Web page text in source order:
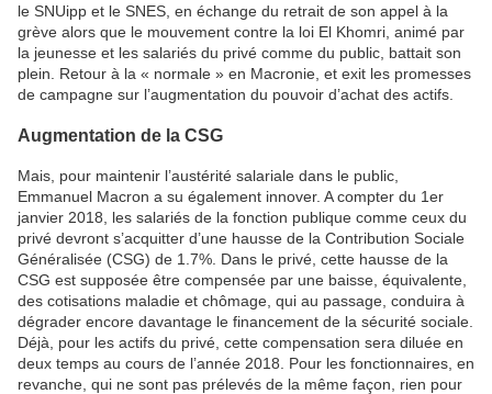
le SNUipp et le SNES, en échange du retrait de son appel à la
grève alors que le mouvement contre la loi El Khomri, animé par
la jeunesse et les salariés du privé comme du public, battait son
plein. Retour à la « normale » en Macronie, et exit les promesses
de campagne sur l’augmentation du pouvoir d’achat des actifs.
Augmentation de la CSG
Mais, pour maintenir l’austérité salariale dans le public,
Emmanuel Macron a su également innover. A compter du 1er
janvier 2018, les salariés de la fonction publique comme ceux du
privé devront s’acquitter d’une hausse de la Contribution Sociale
Généralisée (CSG) de 1.7%. Dans le privé, cette hausse de la
CSG est supposée être compensée par une baisse, équivalente,
des cotisations maladie et chômage, qui au passage, conduira à
dégrader encore davantage le financement de la sécurité sociale.
Déjà, pour les actifs du privé, cette compensation sera diluée en
deux temps au cours de l’année 2018. Pour les fonctionnaires, en
revanche, qui ne sont pas prélevés de la même façon, rien pour